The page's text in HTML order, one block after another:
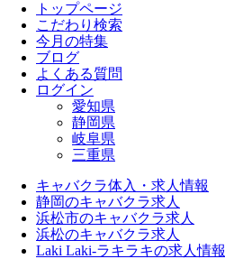
トップページ
こだわり検索
今月の特集
ブログ
よくある質問
ログイン
愛知県
静岡県
岐阜県
三重県
キャバクラ体入・求人情報
静岡のキャバクラ求人
浜松市のキャバクラ求人
浜松のキャバクラ求人
Laki Laki-ラキラキの求人情報